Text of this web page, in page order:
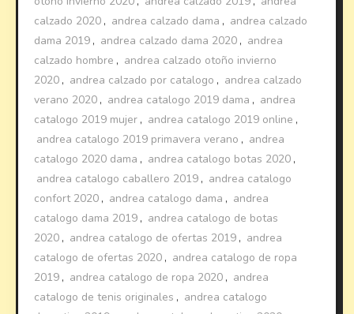
calzado 2020 , andrea calzado dama , andrea calzado
dama 2019 , andrea calzado dama 2020 , andrea
calzado hombre , andrea calzado otoño invierno
2020 , andrea calzado por catalogo , andrea calzado
verano 2020 , andrea catalogo 2019 dama , andrea
catalogo 2019 mujer , andrea catalogo 2019 online ,
andrea catalogo 2019 primavera verano , andrea
catalogo 2020 dama , andrea catalogo botas 2020 ,
andrea catalogo caballero 2019 , andrea catalogo
confort 2020 , andrea catalogo dama , andrea
catalogo dama 2019 , andrea catalogo de botas
2020 , andrea catalogo de ofertas 2019 , andrea
catalogo de ofertas 2020 , andrea catalogo de ropa
2019 , andrea catalogo de ropa 2020 , andrea
catalogo de tenis originales , andrea catalogo